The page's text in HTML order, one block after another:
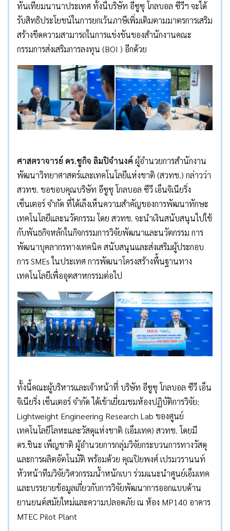
ทันเทียมนานาประเทศ ทั้งนี้บริษัท อีซูซุ โกลบอล ซีวีฯ จะได้
รับสิทธิประโยชน์ในการยกเว้นภาษีเพิ่มเติมตามมาตรการเสริม
สร้างขีดความสามารถในการแข่งขันของสำนักงานคณะ
กรรมการส่งเสริมการลงทุน (BOI ) อีกด้วย
ศาสตราจารย์ ดร.ชูกิจ ลิมปิจำนงค์ ผู้อำนวยการสำนักงาน
พัฒนาวิทยาศาสตร์และเทคโนโลยีแห่งชาติ (สวทช.) กล่าวว่า
สวทช. ขอขอบคุณบริษัท อีซูซุ โกลบอล ซีวี เอ็นจิเนียริ่ง
เซ็นเตอร์ จำกัด ที่ได้เล็งเห็นความสำคัญของการพัฒนาทักษะ
เทคโนโลยีและนวัตกรรม โดย สวทช. จะนำเงินสนับสนุนไปใช้
กับพันธกิจหลักในกิจกรรมการวิจัยพัฒนาและนวัตกรรม การ
พัฒนาบุคลากรทางเทคนิค สนับสนุนและส่งเสริมผู้ประกอบ
การ SMEs ในประเทศ การพัฒนาโครงสร้างพื้นฐานทาง
เทคโนโลยีเพื่ออุตสาหกรรมต่อไป
ทั้งนี้คณะผู้บริหารและเจ้าหน้าที่ บริษัท อีซูซุ โกลบอล ซีวี เอ็น
จิเนียริ่ง เซ็นเตอร์ จำกัด ได้เข้าเยี่ยมชมห้องปฏิบัติการวิจัย:
Lightweight Engineering Research Lab ของศูนย์
เทคโนโลยีโลหะและวัสดุแห่งชาติ (เอ็มเทค) สวทช. โดยมี
ดร.ชินะ เพ็ญชาติ ผู้อำนวยการกลุ่มวิจัยกระบวนการทางวัสดุ
และการผลิตอัตโนมัติ พร้อมด้วย คุณปิยพงศ์ เปรมวรานนท์
หัวหน้าทีมวิจัยวิศวกรรมน้ำหนักเบา ร่วมแนะนำศูนย์เอ็มเทค
และบรรยายข้อมูลเกี่ยวกับการวิจัยพัฒนาการออกแบบด้าน
ยานยนต์สมัยใหม่และความปลอดภัย ณ ห้อง MP140 อาคาร
MTEC Pilot Plant